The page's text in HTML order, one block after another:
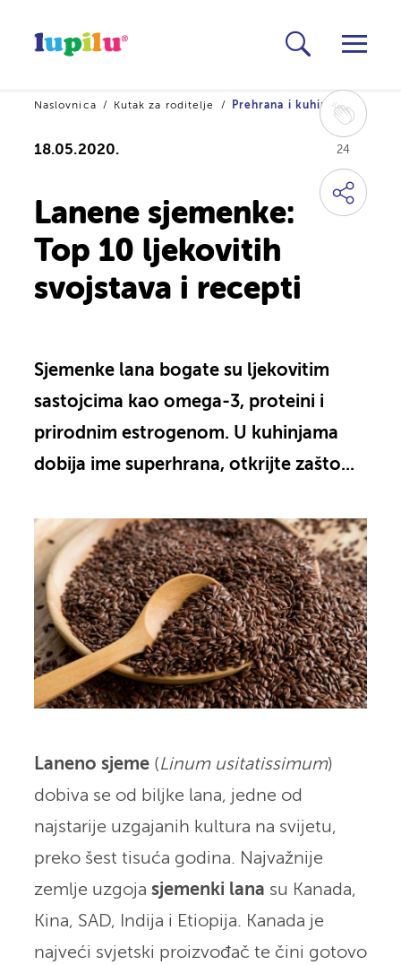
24
Naslovnica Kutak za roditelje Prehrana i kuhinja
18.05.2020.
Lanene sjemenke:
Top 10 ljekovitih
svojstava i recepti
Sjemenke lana bogate su ljekovitim
sastojcima kao omega-3, proteini i
prirodnim estrogenom. U kuhinjama
dobija ime superhrana, otkrijte zašto...
Laneno sjeme(Linum usitatissimum)
dobiva se od biljke lana, jedne od
najstarije uzgajanih kultura na svijetu,
preko šest tisuća godina. Najvažnije
zemlje uzgoja sjemenki lana su Kanada,
Kina, SAD, Indija i Etiopija. Kanada je
najveći svjetski proizvođač te čini gotovo